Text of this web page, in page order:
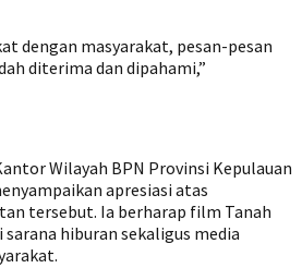
dengan masyarakat, pesan-pesan
diterima dan dipahami,”
Wilayah BPN Provinsi Kepulauan
apresiasi atas
tersebut. Ia berharap film Tanah
hiburan sekaligus media